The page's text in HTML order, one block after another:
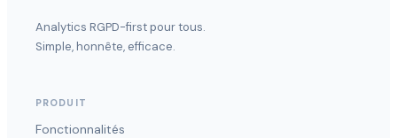
Analytics RGPD-first pour tous.
Simple, honnête, efficace.
PRODUIT
Fonctionnalités